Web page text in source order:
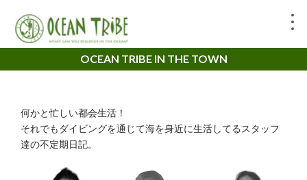
OCEAN TRIBE IN THE TOWN
何かと忙しい都会生活！
それでもダイビングを通じて海を身近に生活してるスタッフ
達の不定期日記。